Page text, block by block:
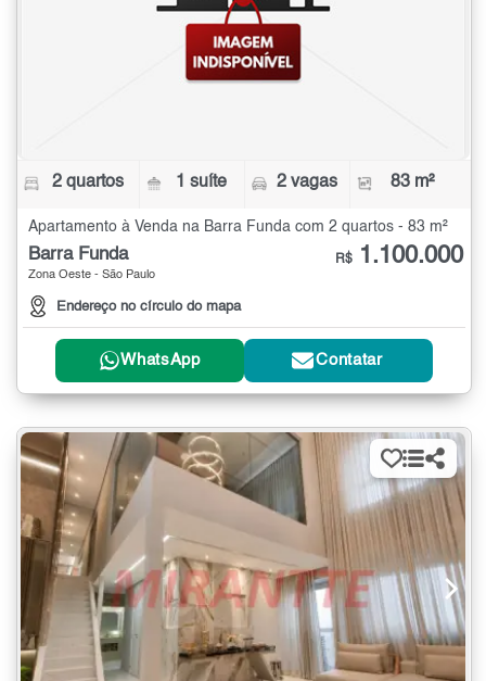
2 quartos 1 suíte 2 vagas 83 m²
Apartamento à Venda na Barra Funda com 2 quartos - 83 m²
Barra Funda
Zona Oeste - São Paulo
Endereço no círculo do mapa
R$ 1.100.000
WhatsApp Contatar